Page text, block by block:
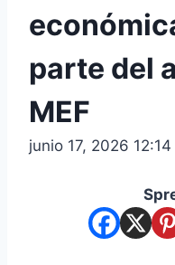
parte del
MEF
junio 17, 2026 12:14